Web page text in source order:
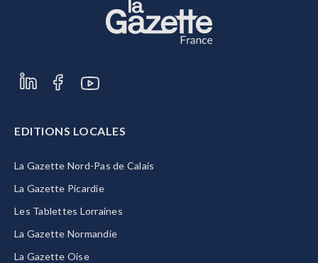
EDITIONS LOCALES
La Gazette Nord-Pas de Calais
La Gazette Picardie
Les Tablettes Lorraines
La Gazette Normandie
La Gazette Oise